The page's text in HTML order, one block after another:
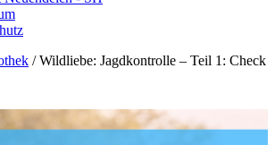
/ Wildliebe: Jagdkontrolle – Teil 1: Check